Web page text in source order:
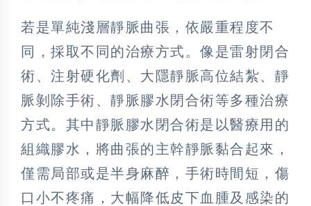
若是單純淺層靜脈曲張，依嚴重程度不
同，採取不同的治療方式。像是雷射閉合
術、注射硬化劑、大隱靜脈高位結紮、靜
脈剝除手術、靜脈膠水閉合術等多種治療
方式。其中靜脈膠水閉合術是以醫療用的
組織膠水，將曲張的主幹靜脈黏合起來，
僅需局部或是半身麻醉，手術時間短，傷
口小不疼痛，大幅降低皮下血腫及感染的